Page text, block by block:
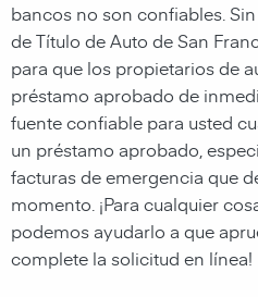
bancos no son confiables.
de Título de Auto de San
para que los propietarios de
préstamo aprobado de
fuente confiable para usted
un préstamo aprobado,
facturas de emergencia que
momento. ¡Para cualquier
podemos ayudarlo a que
complete la solicitud en línea!